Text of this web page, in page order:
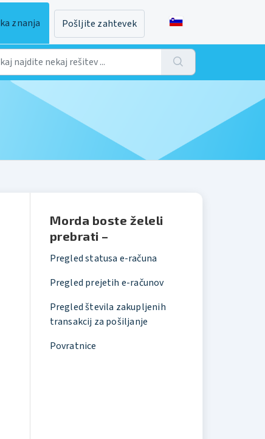
znanja Pošljite zahtevek
Morda boste želeli
prebrati –
Pregled statusa e-računa
Pregled prejetih e-računov
Pregled števila zakupljenih
transakcij za pošiljanje
Povratnice